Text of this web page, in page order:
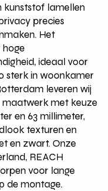
kunststof lamellen
precies
Het
ideaal voor
sterk in woonkamer
leveren wij
maatwerk met keuze
en 63 millimeter,
texturen en
en zwart. Onze
REACH
voor lange
de montage.